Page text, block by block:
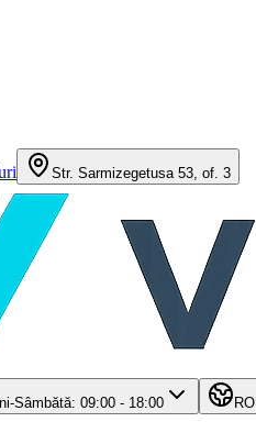
Str. Sarmizegetusa 53, of. 3
Sâmbătă: 09:00 - 18:00 RO